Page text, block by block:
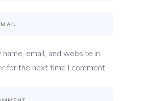
name, email, and website in
for the next time I comment.